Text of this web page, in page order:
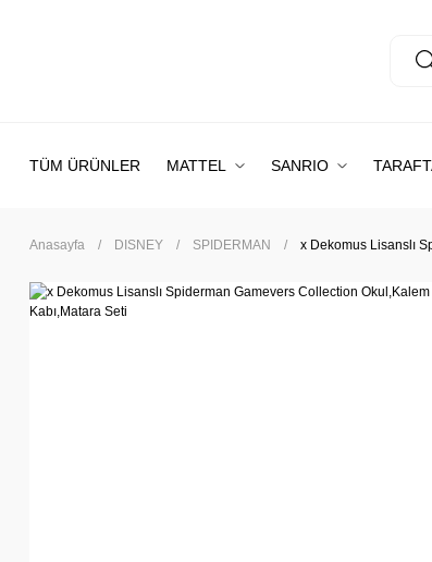
TÜM ÜRÜNLER MATTEL SANRIO
Anasayfa DISNEY SPIDERMAN x Dekomus Lisanslı